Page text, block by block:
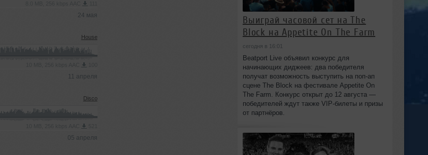
24 мая
House
11 апреля
Disco
05 апреля
Выиграй часовой сет на The
Block на Appetite On The Farm
сегодня в 16:01
Beatport Live объявил конкурс для
начинающих диджеев: два победителя
получат возможность выступить на поп‑ап
сцене The Block на фестивале Appetite On
The Farm. Конкурс открыт до 12 августа —
победителей ждут также VIP‑билеты и призы
от партнёров.